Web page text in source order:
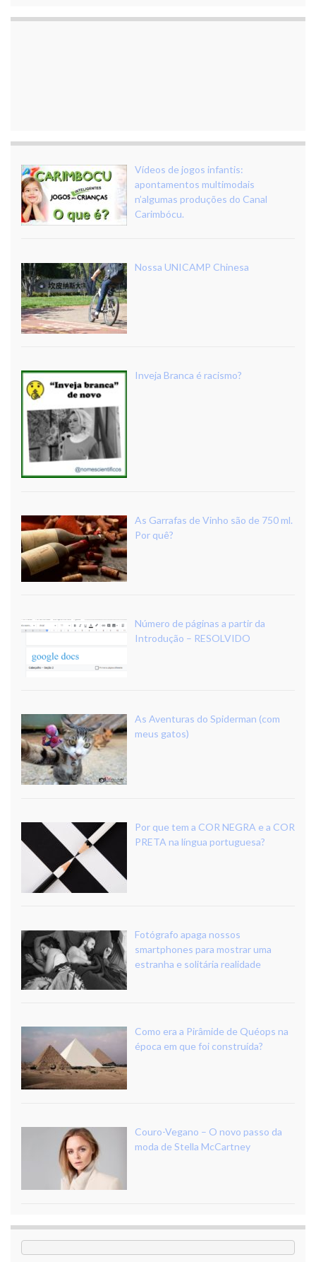
Vídeos de jogos infantis:
apontamentos multimodais
n’algumas produções do Canal
Carimbócu.
Nossa UNICAMP Chinesa
Inveja Branca é racismo?
As Garrafas de Vinho são de 750 ml.
Por quê?
Número de páginas a partir da
Introdução – RESOLVIDO
As Aventuras do Spiderman (com
meus gatos)
Por que tem a COR NEGRA e a COR
PRETA na língua portuguesa?
Fotógrafo apaga nossos
smartphones para mostrar uma
estranha e solitária realidade
Como era a Pirâmide de Quéops na
época em que foi construída?
Couro-Vegano – O novo passo da
moda de Stella McCartney